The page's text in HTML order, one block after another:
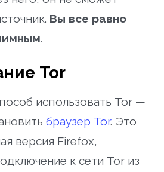
Вы все равно
.
Tor
использовать Tor —
браузер Tor. Это
версия Firefox,
к сети Tor из